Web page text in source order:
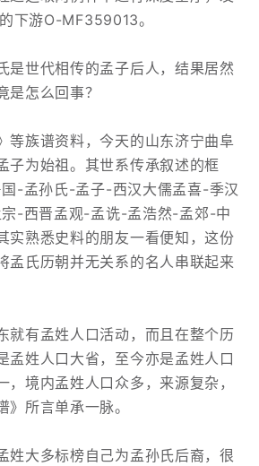
下游O-MF359013。
是世代相传的孟子后人，结果居然
是怎么回事？
等族谱资料，今天的山东济宁曲阜
子为始祖。其世系传承叙述的框
-孟孙氏-孟子-西汉大儒孟喜-季汉
-西晋孟观-孟诜-孟浩然-孟郊-中
实熟悉史料的朋友一看便知，这份
孟氏历朝并无关系的名人串联起来
就有孟姓人口活动，而且在整个历
孟姓人口大省，至今亦是孟姓人口
，境内孟姓人口众多，来源复杂，
所言单承一脉。
姓大多标榜自己为孟孙氏后裔，很